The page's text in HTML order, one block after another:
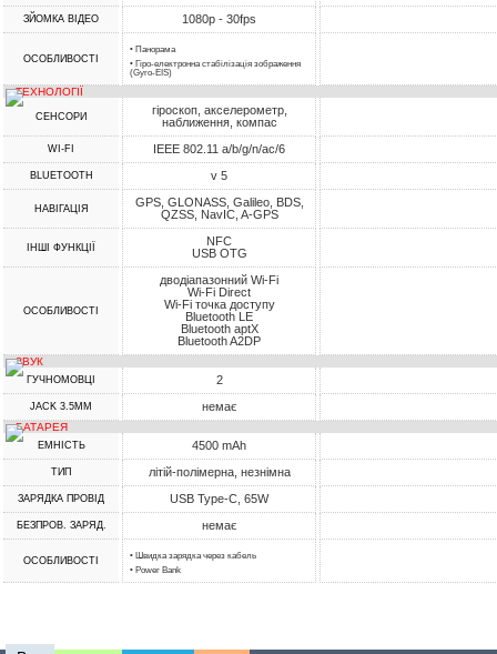
ЗЙОМКА ВІДЕО 1080p - 30fps
ОСОБЛИВОСТІ
• Панорама
• Гіро-електронна стабілізація зображення
(Gyro-EIS)
ТЕХНОЛОГІЇ
СЕНСОРИ
гіроскоп, акселерометр,
наближення, компас
WI-FI IEEE 802.11 a/b/g/n/ac/6
BLUETOOTH v 5
НАВІГАЦІЯ
GPS, GLONASS, Galileo, BDS,
QZSS, NavIC, A-GPS
ІНШІ ФУНКЦІЇ
NFC
USB OTG
ОСОБЛИВОСТІ
дводіапазонний Wi-Fi
Wi-Fi Direct
Wi-Fi точка доступу
Bluetooth LE
Bluetooth aptX
Bluetooth A2DP
ЗВУК
ГУЧНОМОВЦІ 2
JACK 3.5MM немає
БАТАРЕЯ
ЕМНІСТЬ 4500 mAh
ТИП літій-полімерна, незнімна
ЗАРЯДКА ПРОВІД USB Type-C, 65W
БЕЗПРОВ. ЗАРЯД. немає
ОСОБЛИВОСТІ
• Швидка зарядка через кабель
• Power Bank